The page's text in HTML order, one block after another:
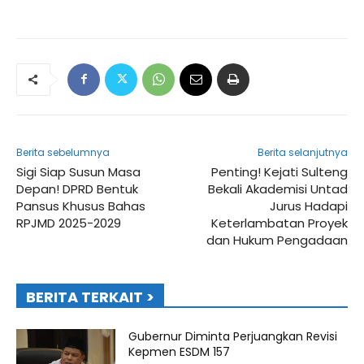
Berita sebelumnya
Sigi Siap Susun Masa
Depan! DPRD Bentuk
Pansus Khusus Bahas
RPJMD 2025-2029
Berita selanjutnya
Penting! Kejati Sulteng
Bekali Akademisi Untad
Jurus Hadapi
Keterlambatan Proyek
dan Hukum Pengadaan
BERITA TERKAIT >
Gubernur Diminta Perjuangkan Revisi
Kepmen ESDM 157